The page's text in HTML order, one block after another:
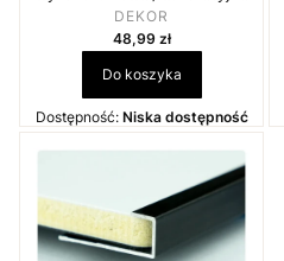
PRODUCENT
DEKOR
Cena
48,99 zł
Do koszyka
Dostępność: Niska dostępność